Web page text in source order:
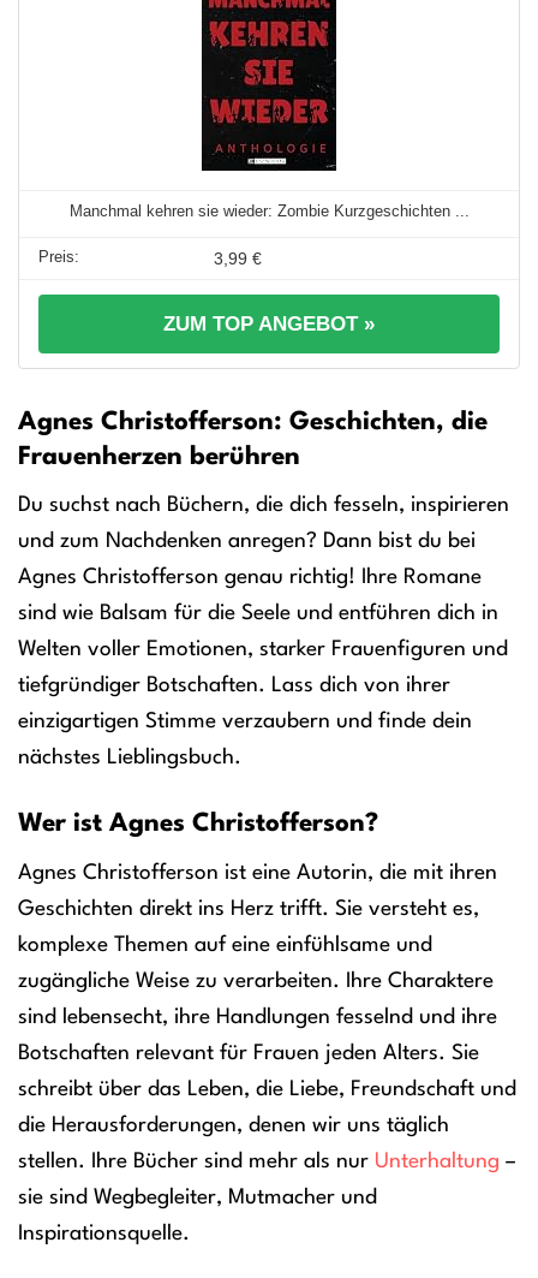
Manchmal kehren sie wieder: Zombie Kurzgeschichten ...
3,99 €
ZUM TOP ANGEBOT »
Agnes Christofferson: Geschichten, die
Frauenherzen berühren
Du suchst nach Büchern, die dich fesseln, inspirieren
und zum Nachdenken anregen? Dann bist du bei
Agnes Christofferson genau richtig! Ihre Romane
sind wie Balsam für die Seele und entführen dich in
Welten voller Emotionen, starker Frauenfiguren und
tiefgründiger Botschaften. Lass dich von ihrer
einzigartigen Stimme verzaubern und finde dein
nächstes Lieblingsbuch.
Wer ist Agnes Christofferson?
Agnes Christofferson ist eine Autorin, die mit ihren
Geschichten direkt ins Herz trifft. Sie versteht es,
komplexe Themen auf eine einfühlsame und
zugängliche Weise zu verarbeiten. Ihre Charaktere
sind lebensecht, ihre Handlungen fesselnd und ihre
Botschaften relevant für Frauen jeden Alters. Sie
schreibt über das Leben, die Liebe, Freundschaft und
die Herausforderungen, denen wir uns täglich
stellen. Ihre Bücher sind mehr als nur Unterhaltung –
sie sind Wegbegleiter, Mutmacher und
Inspirationsquelle.